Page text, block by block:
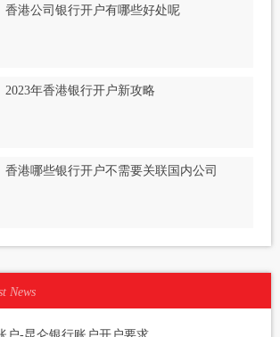
香港公司银行开户有哪些好处呢
2023年香港银行开户新攻略
香港哪些银行开户不需要关联国内公司
News